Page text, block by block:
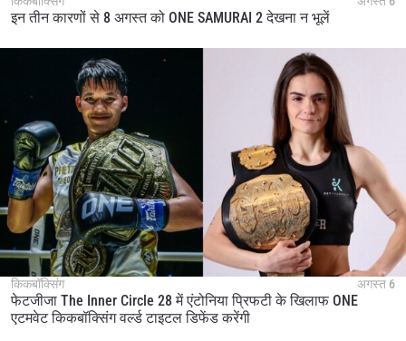
इन तीन कारणों से 8 अगस्त को ONE SAMURAI 2 देखना न भूलें
किकबॉक्सिंग अगस्त 6
फेटजीजा The Inner Circle 28 में एंटोनिया प्रिफटी के खिलाफ ONE
एटमवेट किकबॉक्सिंग वर्ल्ड टाइटल डिफेंड करेंगी
प्रतिद्वंद्वी
STAY IN THE KNOW
Take ONE Championship wherever you go! Sign up now
to gain access to latest news, unlock special offers
and get first access to the best seats to our live
events.
ईमेल